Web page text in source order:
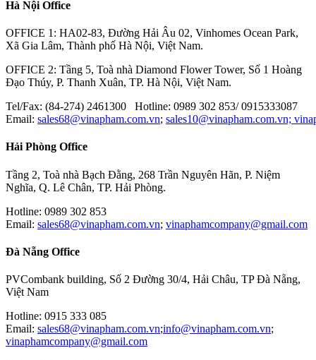
OPTEX-FA
MITOTUYO
Hà Nội Office
OFFICE 1: HA02-83, Đường Hải Âu 02, Vinhomes Ocean Park,
Xã Gia Lâm, Thành phố Hà Nội, Việt Nam.
OFFICE 2: Tầng 5, Toà nhà Diamond Flower Tower, Số 1 Hoàng
Đạo Thúy, P. Thanh Xuân, TP. Hà Nội, Việt Nam.
Tel/Fax: (84-274) 2461300 Hotline: 0989 302 853/ 0915333087
Email: sales68@vinapham.com.vn; sales10@vinapham.com.vn;
Hải Phòng Office
Tầng 2, Toà nhà Bạch Đằng, 268 Trần Nguyên Hãn, P. Niệm
Nghĩa, Q. Lê Chân, TP. Hải Phòng.
Hotline: 0989 302 853
Email: sales68@vinapham.com.vn; vinaphamcompany@gmail.com
Đà Nẵng Office
PVCombank building, Số 2 Đường 30/4, Hải Châu, TP Đà Nẵng,
Việt Nam
Hotline: 0915 333 085
Email: sales68@vinapham.com.vn;info@vinapham.com.vn;
vinaphamcompany@gmail.com